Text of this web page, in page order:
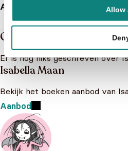
Allow
Afmetingen
197 × 155 × 18 mm
Over de boeken van
Er is nog niks geschreven over
Isabella Maan
Bekijk het boeken aanbod van
Aanbod